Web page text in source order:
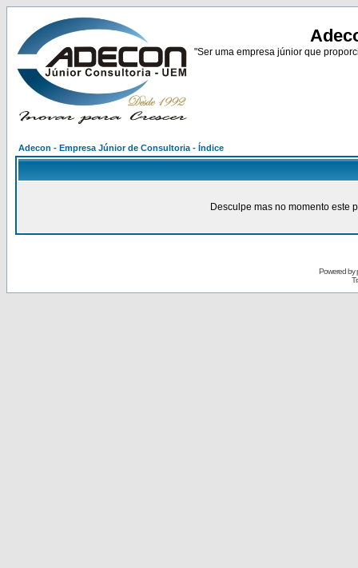
"Ser uma empresa júnior que
Adecon - Empresa Júnior de Consultoria - Índice
Desculpe mas no momento este
Powered by